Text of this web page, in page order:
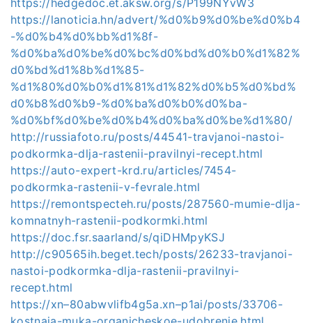
https://lanoticia.hn/advert/%d0%b9%d0%be%d0%b4
-%d0%b4%d0%bb%d1%8f-
%d0%ba%d0%be%d0%bc%d0%bd%d0%b0%d1%82%
d0%bd%d1%8b%d1%85-
%d1%80%d0%b0%d1%81%d1%82%d0%b5%d0%bd%
d0%b8%d0%b9-%d0%ba%d0%b0%d0%ba-
%d0%bf%d0%be%d0%b4%d0%ba%d0%be%d1%80/
http://russiafoto.ru/posts/44541-travjanoi-nastoi-
podkormka-dlja-rastenii-pravilnyi-recept.html
https://auto-expert-krd.ru/articles/7454-
podkormka-rastenii-v-fevrale.html
https://remontspecteh.ru/posts/287560-mumie-dlja-
komnatnyh-rastenii-podkormki.html
https://doc.fsr.saarland/s/qiDHMpyKSJ
http://c90565ih.beget.tech/posts/26233-travjanoi-
nastoi-podkormka-dlja-rastenii-pravilnyi-
recept.html
https://xn–80abwvlifb4g5a.xn–p1ai/posts/33706-